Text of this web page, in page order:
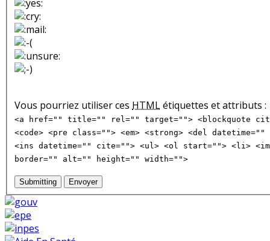
Vous pourriez utiliser ces HTMLétiquettes et attributs :
<a href="" title="" rel="" target=""> <blockquote
<code> <pre class=""> <em> <strong> <del
<ins datetime="" cite=""> <ul> <ol start=""> <li>
border="" alt="" height="" width="">
Submitting Envoyer